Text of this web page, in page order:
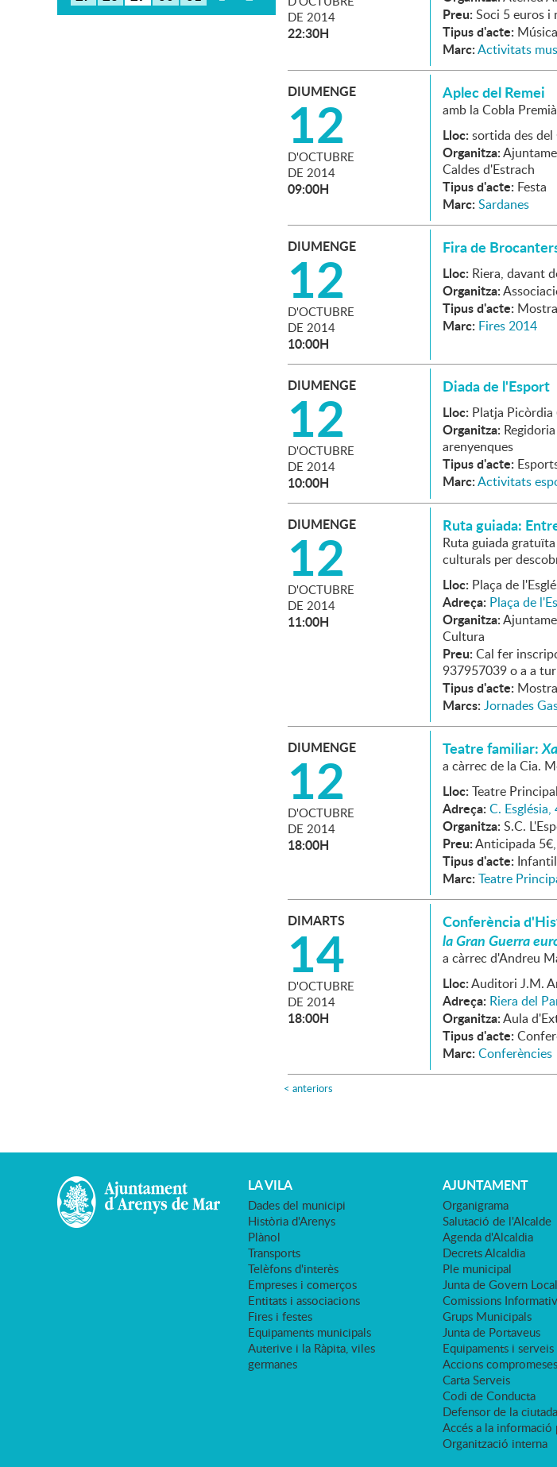
DE 2014
22:30H
Preu: Soci 5 euros i
Tipus d'acte: Música
Marc:Activitats
DIUMENGE
12
D'OCTUBRE
DE 2014
09:00H
Aplec del Remei
amb la Cobla Premià
Lloc: sortida des del
Organitza:
Caldes d'Estrach
Tipus d'acte: Festa
Marc: Sardanes
DIUMENGE
12
D'OCTUBRE
DE 2014
10:00H
Fira de
Lloc: Riera, davant
Organitza:
Tipus d'acte: Mostra
Marc: Fires 2014
DIUMENGE
12
D'OCTUBRE
DE 2014
10:00H
Diada de l'Esport
Lloc: Platja Picòrdia
Organitza:
arenyenques
Tipus d'acte:
Marc:Activitats
DIUMENGE
12
D'OCTUBRE
DE 2014
11:00H
Ruta guiada:
Ruta guiada
culturals per
Lloc: Plaça de
Adreça: Plaça de
Organitza:
Cultura
Preu: Cal fer
937957039 o a a
Tipus d'acte: Mostra
Marcs: Jornades
DIUMENGE
12
D'OCTUBRE
DE 2014
18:00H
Teatre familiar:
a càrrec de la Cia.
Lloc: Teatre Principal
Adreça: C.
Organitza: S.C.
Preu:Anticipada
Tipus d'acte:
Marc: Teatre
DIMARTS
14
D'OCTUBRE
DE 2014
18:00H
Conferència
la Gran Guerra
a càrrec d'Andreu
Lloc:Auditori J.M.
Adreça: Riera del
Organitza:Aula
Tipus d'acte:
Marc: Conferències
< anteriors
LA VILA
Dades del municipi
Història d'Arenys
Plànol
Transports
Telèfons d'interès
Empreses i comerços
Entitats i associacions
Fires i festes
Equipaments municipals
Auterive i la Ràpita, viles
germanes
AJUNTAMENT
Organigrama
Salutació de l'Alcalde
Agenda d'Alcaldia
Decrets Alcaldia
Ple municipal
Junta de Govern Local
Comissions
Grups Municipals
Junta de Portaveus
Equipaments i serveis
Accions compromeses
Carta Serveis
Codi de Conducta
Defensor de la
Accés a la informació
Organització interna